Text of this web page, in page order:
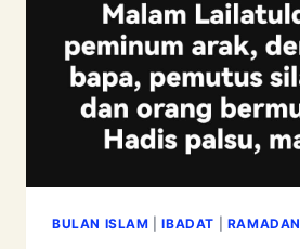
BULAN ISLAM |IBADAT RAMADAN